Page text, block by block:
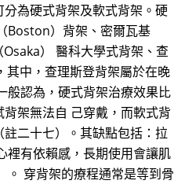
為硬式背架及軟式背架。硬
Boston）背架、密爾瓦基
） 醫科大學式背架、查
中，查理斯登背架屬於在晚
般認為，硬式背架治療效果比
架無法自 己穿戴，而軟式背
二十七）。其缺點包括：拉
裡有依賴感，長期使用會讓肌
。 穿背架的療程通常是等到骨